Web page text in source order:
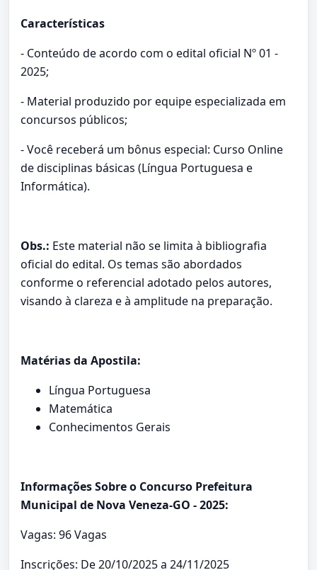
Características
- Conteúdo de acordo com o edital oficial Nº 01 -
2025;
- Material produzido por equipe especializada em
concursos públicos;
- Você receberá um bônus especial: Curso Online
de disciplinas básicas (Língua Portuguesa e
Informática).
Obs.: Este material não se limita à bibliografia
oficial do edital. Os temas são abordados
conforme o referencial adotado pelos autores,
visando à clareza e à amplitude na preparação.
Matérias da Apostila:
Língua Portuguesa
Matemática
Conhecimentos Gerais
Informações Sobre o Concurso Prefeitura
Municipal de Nova Veneza-GO - 2025:
Vagas: 96 Vagas
Inscrições: De 20/10/2025 a 24/11/2025